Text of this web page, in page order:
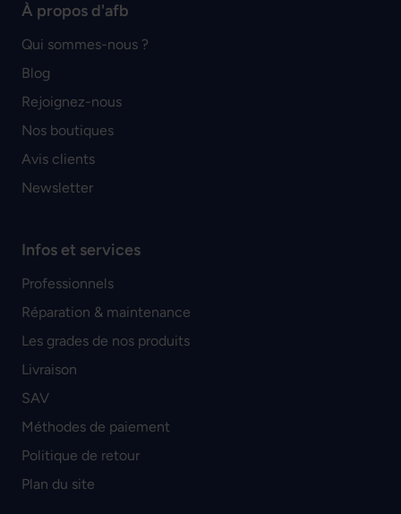
À propos d'afb
Qui sommes-nous ?
Blog
Rejoignez-nous
Nos boutiques
Avis clients
Newsletter
Infos et services
Professionnels
Réparation & maintenance
Les grades de nos produits
Livraison
SAV
Méthodes de paiement
Politique de retour
Plan du site